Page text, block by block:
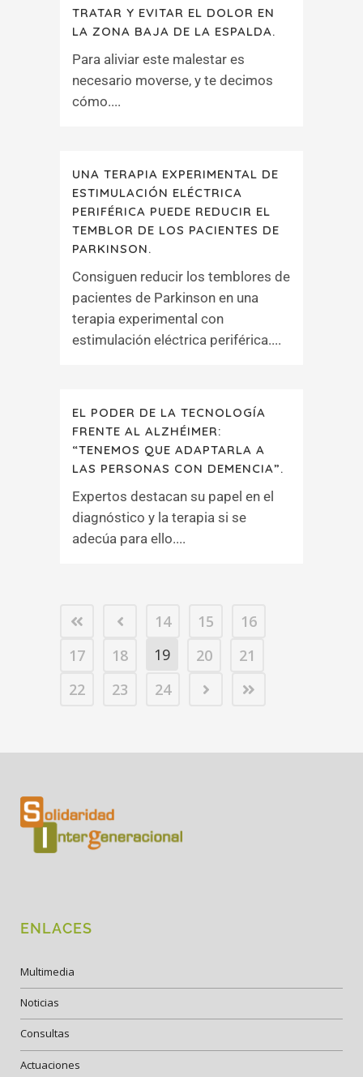
TRATAR Y EVITAR EL DOLOR EN
LA ZONA BAJA DE LA ESPALDA.
Para aliviar este malestar es
necesario moverse, y te decimos
cómo....
UNA TERAPIA EXPERIMENTAL DE
ESTIMULACIÓN ELÉCTRICA
PERIFÉRICA PUEDE REDUCIR EL
TEMBLOR DE LOS PACIENTES DE
PARKINSON.
Consiguen reducir los temblores de
pacientes de Parkinson en una
terapia experimental con
estimulación eléctrica periférica....
EL PODER DE LA TECNOLOGÍA
FRENTE AL ALZHÉIMER:
“TENEMOS QUE ADAPTARLA A
LAS PERSONAS CON DEMENCIA”.
Expertos destacan su papel en el
diagnóstico y la terapia si se
adecúa para ello....
14 15
16
17
18 19 20
21
22
23 24
ENLACES
Multimedia
Noticias
Consultas
Actuaciones